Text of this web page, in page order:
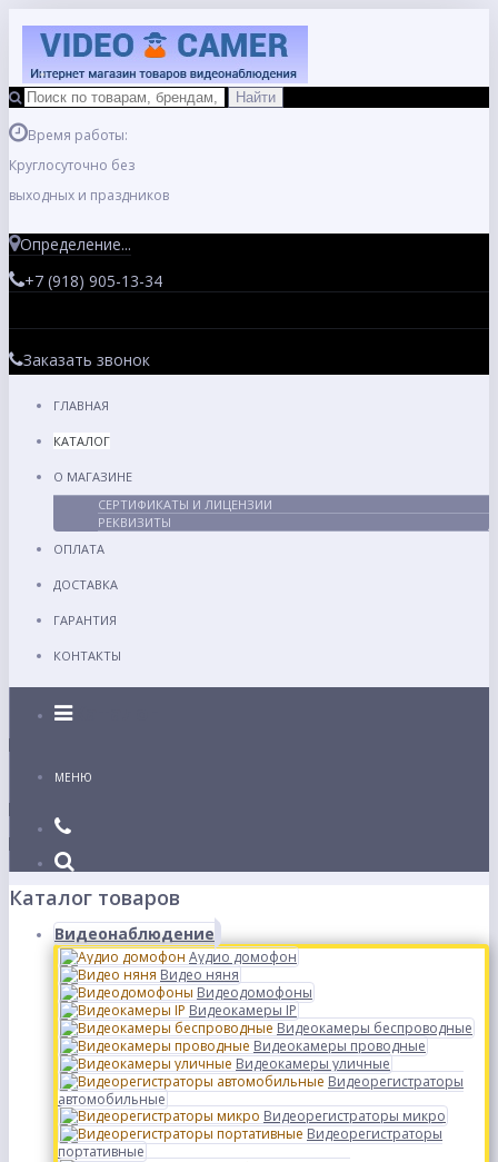
Время работы:
Круглосуточно без
выходных и праздников
Определение...
+7 (918) 905-13-34
Заказать звонок
ГЛАВНАЯ
КАТАЛОГ
О МАГАЗИНЕ
СЕРТИФИКАТЫ И ЛИЦЕНЗИИ
РЕКВИЗИТЫ
ОПЛАТА
ДОСТАВКА
ГАРАНТИЯ
КОНТАКТЫ
Каталог
МЕНЮ
Каталог товаров
Видеонаблюдение
Аудио домофон
Видео няня
Видеодомофоны
Видеокамеры IP
Видеокамеры беспроводные
Видеокамеры проводные
Видеокамеры уличные
Видеорегистраторы
автомобильные
Видеорегистраторы микро
Видеорегистраторы
портативные